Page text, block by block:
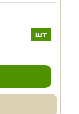
шт